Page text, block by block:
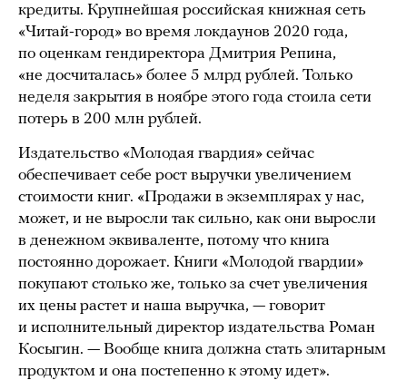
кредиты. Крупнейшая российская книжная сеть
«Читай-город» во время локдаунов 2020 года,
по оценкам гендиректора Дмитрия Репина,
«не досчиталась» более 5 млрд рублей. Только
неделя закрытия в ноябре этого года стоила сети
потерь в 200 млн рублей.
Издательство «Молодая гвардия» сейчас
обеспечивает себе рост выручки увеличением
стоимости книг. «Продажи в экземплярах у нас,
может, и не выросли так сильно, как они выросли
в денежном эквиваленте, потому что книга
постоянно дорожает. Книги «Молодой гвардии»
покупают столько же, только за счет увеличения
их цены растет и наша выручка, — говорит
и исполнительный директор издательства Роман
Косыгин. — Вообще книга должна стать элитарным
продуктом и она постепенно к этому идет».